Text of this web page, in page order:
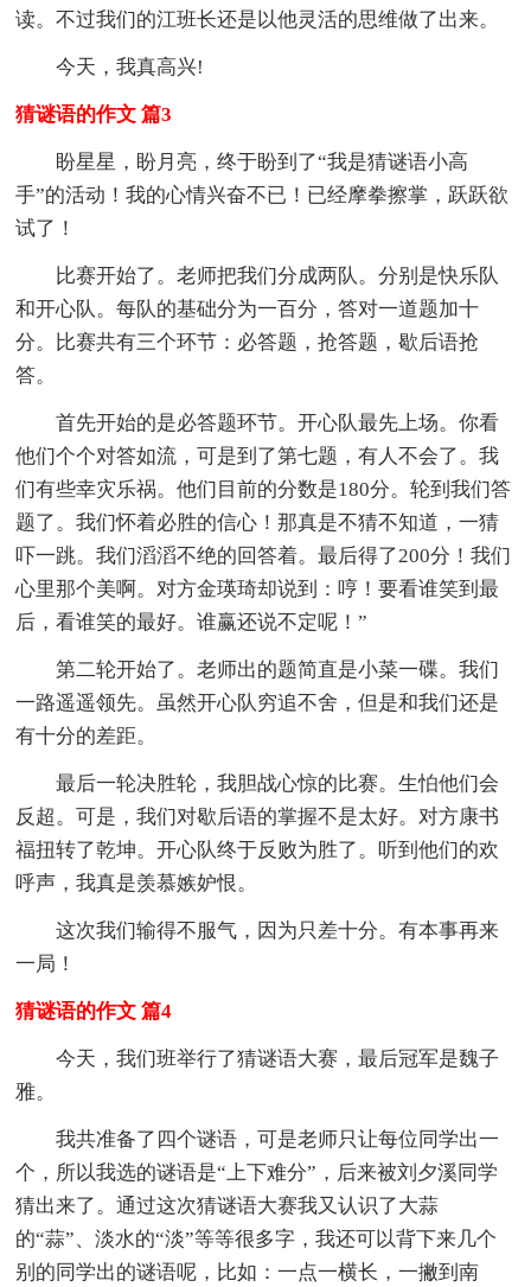
读。不过我们的江班长还是以他灵活的思维做了出来。
今天，我真高兴!
猜谜语的作文 篇3
盼星星，盼月亮，终于盼到了“我是猜谜语小高
手”的活动！我的心情兴奋不已！已经摩拳擦掌，跃跃欲
试了！
比赛开始了。老师把我们分成两队。分别是快乐队
和开心队。每队的基础分为一百分，答对一道题加十
分。比赛共有三个环节：必答题，抢答题，歇后语抢
答。
首先开始的是必答题环节。开心队最先上场。你看
他们个个对答如流，可是到了第七题，有人不会了。我
们有些幸灾乐祸。他们目前的分数是180分。轮到我们答
题了。我们怀着必胜的信心！那真是不猜不知道，一猜
吓一跳。我们滔滔不绝的回答着。最后得了200分！我们
心里那个美啊。对方金瑛琦却说到：哼！要看谁笑到最
后，看谁笑的最好。谁赢还说不定呢！”
第二轮开始了。老师出的题简直是小菜一碟。我们
一路遥遥领先。虽然开心队穷追不舍，但是和我们还是
有十分的差距。
最后一轮决胜轮，我胆战心惊的比赛。生怕他们会
反超。可是，我们对歇后语的掌握不是太好。对方康书
福扭转了乾坤。开心队终于反败为胜了。听到他们的欢
呼声，我真是羡慕嫉妒恨。
这次我们输得不服气，因为只差十分。有本事再来
一局！
猜谜语的作文 篇4
今天，我们班举行了猜谜语大赛，最后冠军是魏子
雅。
我共准备了四个谜语，可是老师只让每位同学出一
个，所以我选的谜语是“上下难分”，后来被刘夕溪同学
猜出来了。通过这次猜谜语大赛我又认识了大蒜
的“蒜”、淡水的“淡”等等很多字，我还可以背下来几个
别的同学出的谜语呢，比如：一点一横长，一撇到南